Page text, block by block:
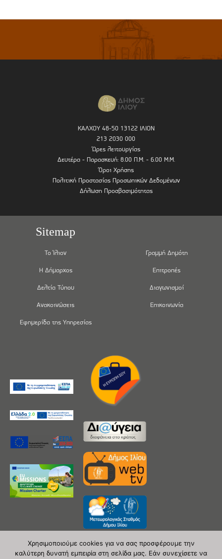
ΚΑΛΧΟΥ 48-50 13122 ΙΛΙΟΝ
213 2030 000
Ώρες λειτουργίας
Δευτέρα - Παρασκευή: 8.00 Π.Μ. - 6.00 Μ.Μ.
Όροι Χρήσης
Πολιτική Προστασίας Προσωπικών Δεδομένων
Δήλωση Προσβασιμότητας
Sitemap
Το Ίλιον
Η Δήμαρχος
Δελτία Τύπου
Ανακοινώσεις
Εφημερίδα της Υπηρεσίας
Γραμμή Δημότη
Επιτροπές
Διαγωνισμοί
Επικοινωνία
Χρησιμοποιούμε cookies για να σας προσφέρουμε την
καλύτερη δυνατή εμπειρία στη σελίδα μας. Εάν συνεχίσετε να